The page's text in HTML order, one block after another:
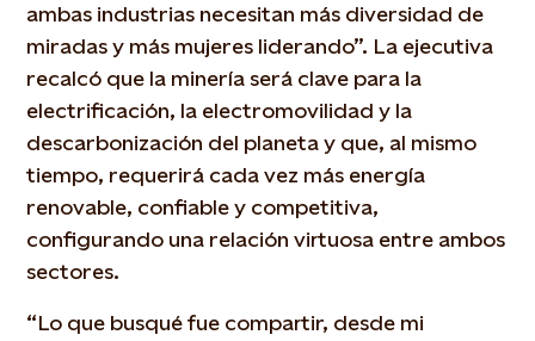
ambas industrias necesitan más diversidad de
miradas y más mujeres liderando”. La ejecutiva
recalcó que la minería será clave para la
electrificación, la electromovilidad y la
descarbonización del planeta y que, al mismo
tiempo, requerirá cada vez más energía
renovable, confiable y competitiva,
configurando una relación virtuosa entre ambos
sectores.
“Lo que busqué fue compartir, desde mi